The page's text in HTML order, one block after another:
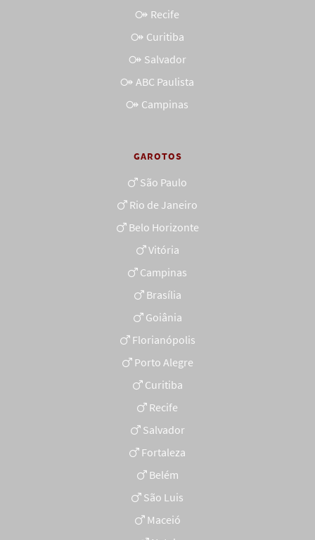
Recife
Curitiba
Salvador
ABC Paulista
Campinas
GAROTOS
São Paulo
Rio de Janeiro
Belo Horizonte
Vitória
Campinas
Brasília
Goiânia
Florianópolis
Porto Alegre
Curitiba
Recife
Salvador
Fortaleza
Belém
São Luis
Maceió